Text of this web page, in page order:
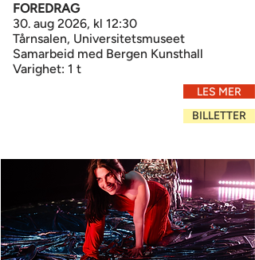
FOREDRAG
30. aug 2026, kl 12:30
Tårnsalen, Universitetsmuseet
Samarbeid med Bergen Kunsthall
Varighet: 1 t
LES MER
BILLETTER